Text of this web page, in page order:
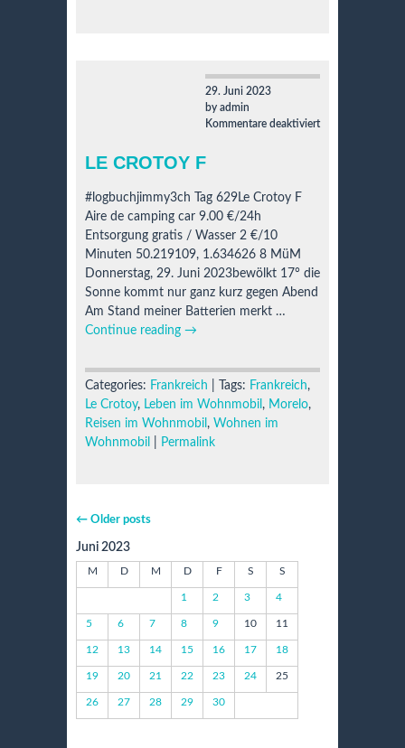
29. Juni 2023
by admin
Kommentare deaktiviertfür
LE CROTOY F
#logbuchjimmy3ch Tag 629Le Crotoy F
Aire de camping car 9.00 €/24h
Entsorgung gratis / Wasser 2 €/10
Minuten 50.219109, 1.634626 8 MüM
Donnerstag, 29. Juni 2023bewölkt 17° die
Sonne kommt nur ganz kurz gegen Abend
Am Stand meiner Batterien merkt …
Continue reading →
Categories: Frankreich | Tags: Frankreich,
Le Crotoy, Leben im Wohnmobil , Morelo,
Reisen im Wohnmobil , Wohnen im
Wohnmobil
Permalink
← Older posts
Juni 2023
M D M D F S S
1 2 3 4
5 6 7 8 9 10 11
12 13 14 15 16 17 18
19 20 21 22 23 24 25
26 27 28 29 30